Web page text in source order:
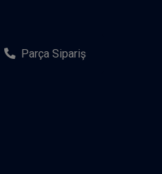
Parça Sipariş